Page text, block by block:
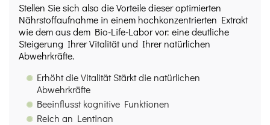
Stellen Sie sich also die Vorteile dieser optimierten
Nährstoffaufnahme in einem hochkonzentrierten Extrakt
wie dem aus dem Bio-Life-Labor vor: eine deutliche
Steigerung Ihrer Vitalität und Ihrer natürlichen
Abwehrkräfte.
Erhöht die Vitalität Stärkt die natürlichen
Abwehrkräfte
Beeinflusst kognitive Funktionen
Reich an Lentinan